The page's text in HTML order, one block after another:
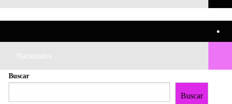
Nacionales
Buscar
Buscar